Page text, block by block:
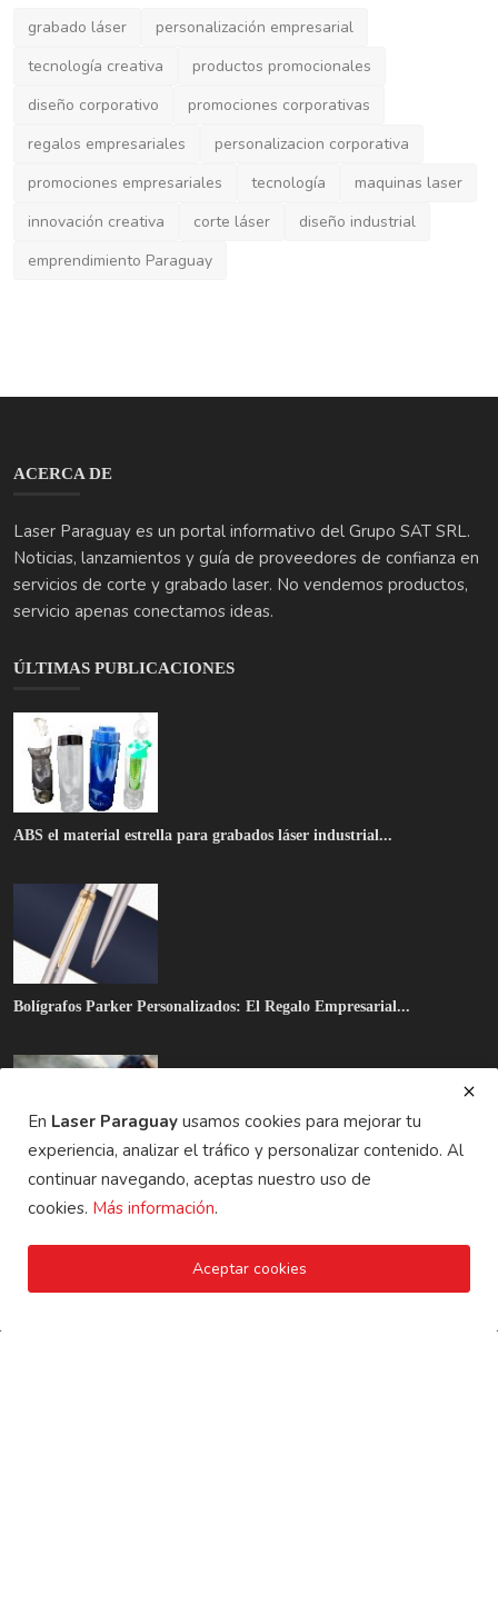
tecnología creativa
productos promocionales
diseño corporativo
promociones corporativas
regalos empresariales
personalizacion corporativa
promociones empresariales
tecnología
maquinas laser
innovación creativa
corte láser
diseño industrial
emprendimiento Paraguay
Noticias, lanzamientos y guía de proveedores de confianza en
servicios de corte y grabado laser. No vendemos productos,
servicio apenas conectamos ideas.
ABS el material estrella para grabados láser industrial...
Bolígrafos Parker Personalizados: El Regalo Empresarial...
Cómo Cotizar con Éxito tus Trabajos de Grabado Láser: C...
REDES SOCIALES
En Laser Paraguay usamos cookies para mejorar tu
experiencia, analizar el tráfico y personalizar contenido. Al
continuar navegando, aceptas nuestro uso de
cookies. Más información.
Aceptar cookies